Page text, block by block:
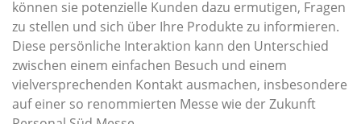
können sie potenzielle Kunden dazu ermutigen, Fragen
zu stellen und sich über Ihre Produkte zu informieren.
Diese persönliche Interaktion kann den Unterschied
zwischen einem einfachen Besuch und einem
vielversprechenden Kontakt ausmachen, insbesondere
auf einer so renommierten Messe wie der Zukunft